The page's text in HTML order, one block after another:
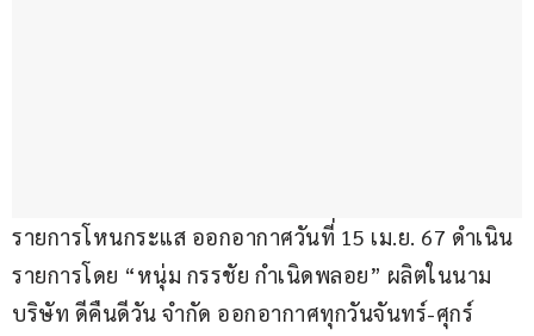
รายการโหนกระแส ออกอากาศวันที่ 15 เม.ย. 67 ดำเนิน
รายการโดย “หนุ่ม กรรชัย กำเนิดพลอย” ผลิตในนาม
บริษัท ดีคืนดีวัน จำกัด ออกอากาศทุกวันจันทร์-ศุกร์